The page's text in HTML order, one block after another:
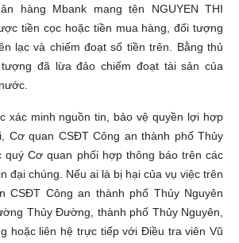
hàng Mbank mang tên NGUYEN THI
tiền cọc hoặc tiền mua hàng, đối tượng
lạc và chiếm đoạt số tiền trên. Bằng thủ
đã lừa đảo chiếm đoạt tài sản của
xác minh nguồn tin, bảo vệ quyền lợi hợp
Cơ quan CSĐT Công an thành phố Thủy
quý Cơ quan phối hợp thông báo trên các
đại chúng. Nếu ai là bị hại của vụ việc trên
CSĐT Công an thành phố Thủy Nguyên
Thủy Đường, thành phố Thủy Nguyên,
hoặc liên hệ trực tiếp với Điều tra viên Vũ